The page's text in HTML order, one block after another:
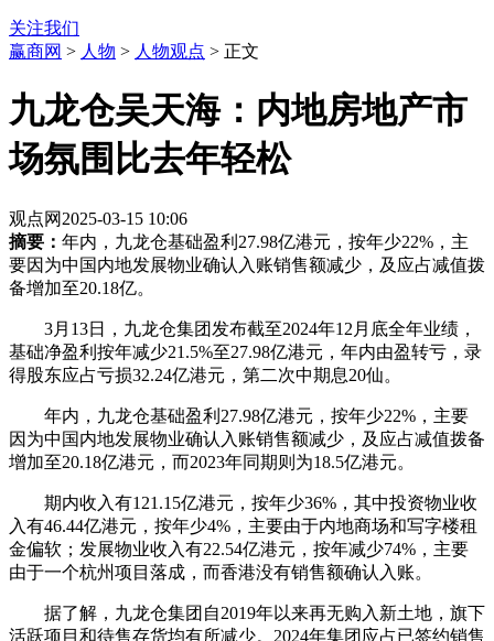
关注我们
赢商网 > 人物 > 人物观点 > 正文
九龙仓吴天海：内地房地产市
场氛围比去年轻松
观点网 2025-03-15 10:06
摘要： 年内，九龙仓基础盈利27.98亿港元，按年少22%，主
要因为中国内地发展物业确认入账销售额减少，及应占减值拨
备增加至20.18亿。
3月13日，九龙仓集团发布截至2024年12月底全年业绩，
基础净盈利按年减少21.5%至27.98亿港元，年内由盈转亏，录
得股东应占亏损32.24亿港元，第二次中期息20仙。
年内，九龙仓基础盈利27.98亿港元，按年少22%，主要
因为中国内地发展物业确认入账销售额减少，及应占减值拨备
增加至20.18亿港元，而2023年同期则为18.5亿港元。
期内收入有121.15亿港元，按年少36%，其中投资物业收
入有46.44亿港元，按年少4%，主要由于内地商场和写字楼租
金偏软；发展物业收入有22.54亿港元，按年减少74%，主要
由于一个杭州项目落成，而香港没有销售额确认入账。
据了解，九龙仓集团自2019年以来再无购入新土地，旗下
活跃项目和待售存货均有所减少。2024年集团应占已签约销售